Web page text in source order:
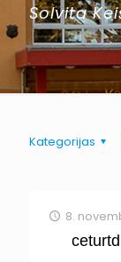
Solvita
Kategorijas
8.